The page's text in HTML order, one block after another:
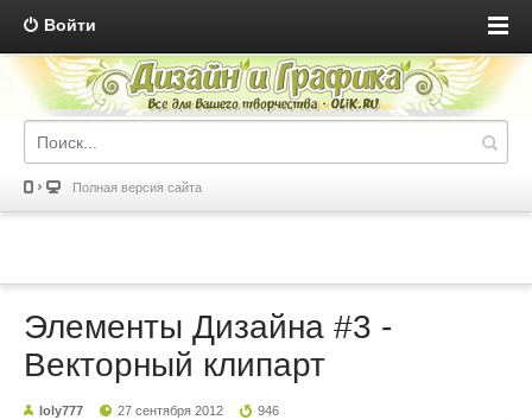
Войти
Полная версия сайта
Элементы Дизайна #3 -
Векторный клипарт
loly777 27 сентября 2012 946